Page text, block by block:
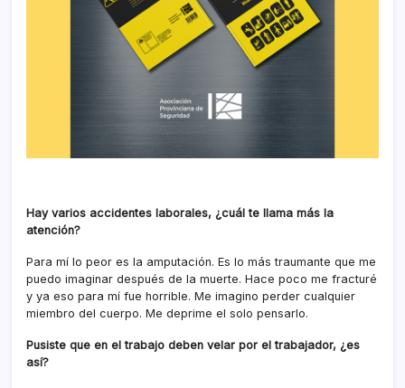
Hay varios accidentes laborales, ¿cuál te llama más la
atención?
Para mí lo peor es la amputación. Es lo más traumante que me
puedo imaginar después de la muerte. Hace poco me fracturé
y ya eso para mí fue horrible. Me imagino perder cualquier
miembro del cuerpo. Me deprime el solo pensarlo.
Pusiste que en el trabajo deben velar por el trabajador, ¿es
así?